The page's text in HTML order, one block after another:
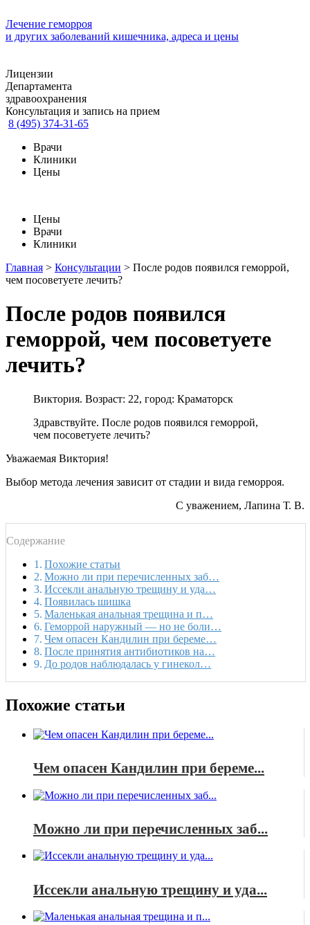
Лечение геморроя
и других заболеваний кишечника, адреса и цены
Лицензии
Департамента
здравоохранения
Консультация и запись на прием
8 (495) 374-31-65
Врачи
Клиники
Цены
Цены
Врачи
Клиники
Главная > Консультации > После родов появился геморрой,
чем посоветуете лечить?
После родов появился
геморрой, чем посоветуете
лечить?
Виктория. Возраст: 22, город: Краматорск
Здравствуйте. После родов появился геморрой,
чем посоветуете лечить?
Уважаемая Виктория!
Выбор метода лечения зависит от стадии и вида геморроя.
С уважением, Лапина Т. В.
Содержание
Похожие статьи
Можно ли при перечисленных заб…
Иссекли анальную трещину и уда…
Появилась шишка
Маленькая анальная трещина и п…
Геморрой наружный — но не боли…
Чем опасен Кандилин при береме…
После принятия антибиотиков на…
До родов наблюдалась у гинекол…
Похожие статьи
Чем опасен Кандилин при береме...
Можно ли при перечисленных заб...
Иссекли анальную трещину и уда...